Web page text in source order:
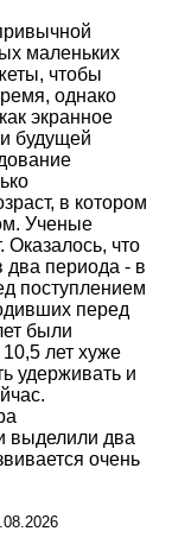
маленьких
чтобы
однако
экранное
будущей
в котором
Ученые
Оказалось, что
два периода - в
поступлением
перед
были
лет хуже
удерживать и
выделили два
очень